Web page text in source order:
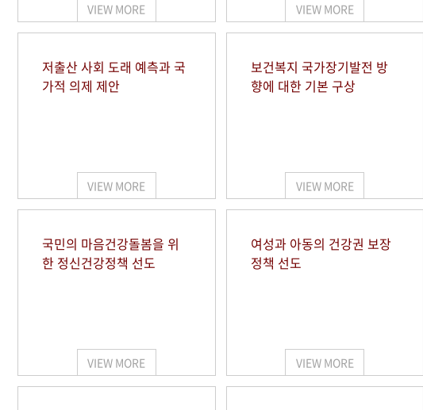
VIEW MORE VIEW MORE
저출산 사회 도래 예측과 국
가적 의제 제안
VIEW MORE
보건복지 국가장기발전 방
향에 대한 기본 구상
VIEW MORE
국민의 마음건강돌봄을 위
한 정신건강정책 선도
VIEW MORE
여성과 아동의 건강권 보장
정책 선도
VIEW MORE